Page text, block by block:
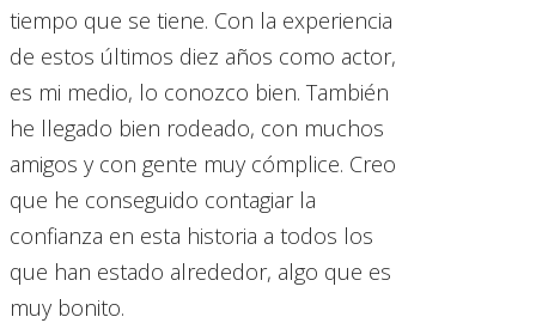
tiempo que se tiene. Con la experiencia
de estos últimos diez años como actor,
es mi medio, lo conozco bien. También
he llegado bien rodeado, con muchos
amigos y con gente muy cómplice. Creo
que he conseguido contagiar la
confianza en esta historia a todos los
que han estado alrededor, algo que es
muy bonito.